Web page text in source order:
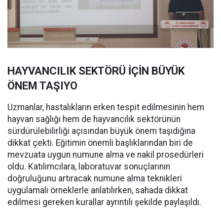
HAYVANCILIK SEKTÖRÜ İÇİN BÜYÜK
ÖNEM TAŞIYO
Uzmanlar, hastalıkların erken tespit edilmesinin hem
hayvan sağlığı hem de hayvancılık sektörünün
sürdürülebilirliği açısından büyük önem taşıdığına
dikkat çekti. Eğitimin önemli başlıklarından biri de
mevzuata uygun numune alma ve nakil prosedürleri
oldu. Katılımcılara, laboratuvar sonuçlarının
doğruluğunu artıracak numune alma teknikleri
uygulamalı örneklerle anlatılırken, sahada dikkat
edilmesi gereken kurallar ayrıntılı şekilde paylaşıldı.